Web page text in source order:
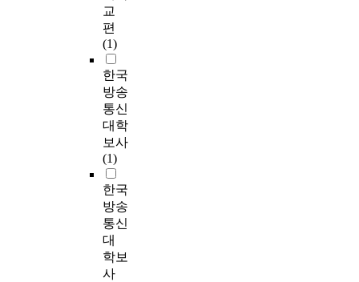
교
편
(1)
한국
방송
통신
대학
보사
(1)
한국
방송
통신
대
학보
사